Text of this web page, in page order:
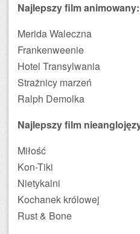
Najlepszy film animowany:
Merida Waleczna
Frankenweenie
Hotel Transylwania
Strażnicy marzeń
Ralph Demolka
Najlepszy film
Miłość
Kon-Tiki
Nietykalni
Kochanek królowej
Rust & Bone